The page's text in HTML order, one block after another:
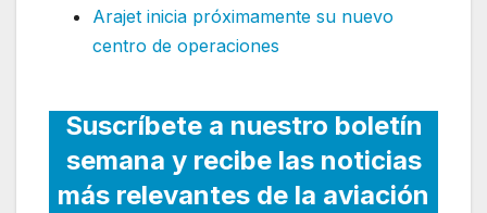
Arajet inicia próximamente su nuevo
centro de operaciones
Suscríbete a nuestro boletín
semana y recibe las noticias
más relevantes de la aviación